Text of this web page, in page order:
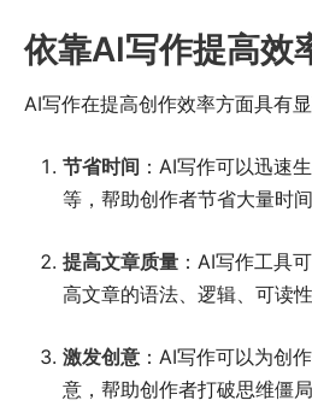
依靠AI写作提高效
AI写作在提高创作效率方面具有显
节省时间 ：AI写作可以迅速
等，帮助创作者节省大量时间
提高文章质量 ：AI写作工具
高文章的语法、逻辑、可读
激发创意 ：AI写作可以为创
意，帮助创作者打破思维僵局